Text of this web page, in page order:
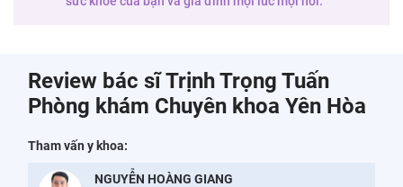
Review bác sĩ Trịnh Trọng Tuấn
Phòng khám Chuyên khoa Yên Hòa
Tham vấn y khoa:
NGUYỄN HOÀNG GIANG